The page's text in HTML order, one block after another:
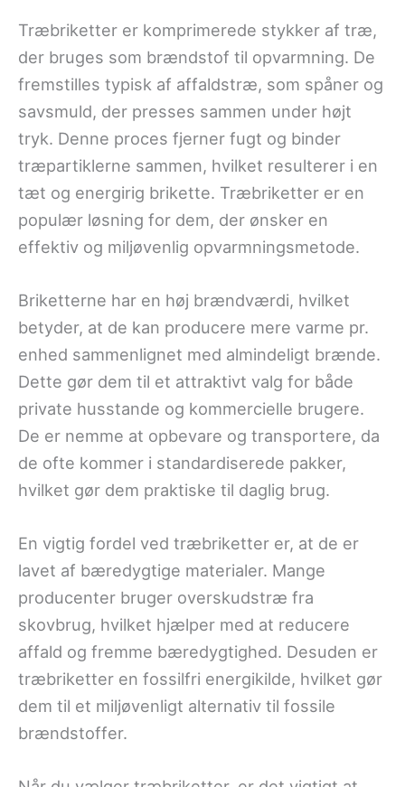
Træbriketter er komprimerede stykker af træ,
der bruges som brændstof til opvarmning. De
fremstilles typisk af affaldstræ, som spåner og
savsmuld, der presses sammen under højt
tryk. Denne proces fjerner fugt og binder
træpartiklerne sammen, hvilket resulterer i en
tæt og energirig brikette. Træbriketter er en
populær løsning for dem, der ønsker en
effektiv og miljøvenlig opvarmningsmetode.
Briketterne har en høj brændværdi, hvilket
betyder, at de kan producere mere varme pr.
enhed sammenlignet med almindeligt brænde.
Dette gør dem til et attraktivt valg for både
private husstande og kommercielle brugere.
De er nemme at opbevare og transportere, da
de ofte kommer i standardiserede pakker,
hvilket gør dem praktiske til daglig brug.
En vigtig fordel ved træbriketter er, at de er
lavet af bæredygtige materialer. Mange
producenter bruger overskudstræ fra
skovbrug, hvilket hjælper med at reducere
affald og fremme bæredygtighed. Desuden er
træbriketter en fossilfri energikilde, hvilket gør
dem til et miljøvenligt alternativ til fossile
brændstoffer.